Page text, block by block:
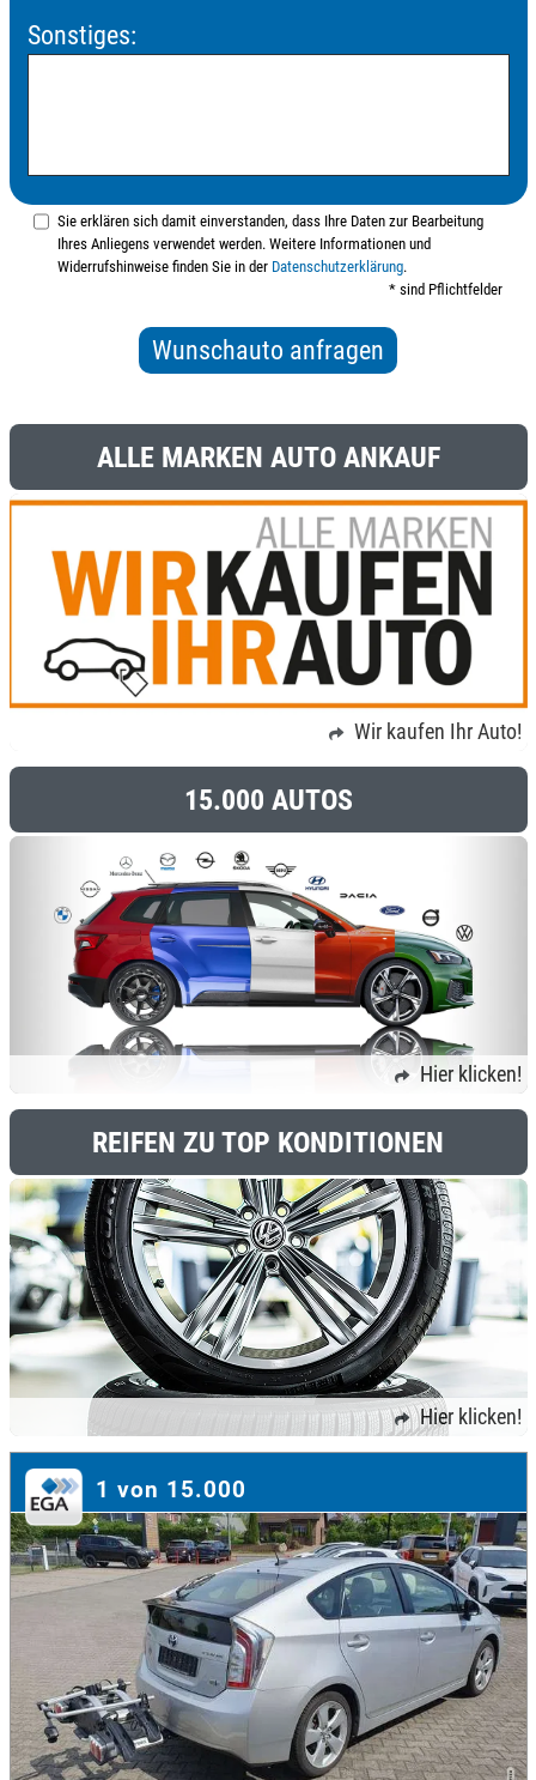
Sonstiges:
Sie erklären sich damit einverstanden, dass Ihre Daten zur Bearbeitung
Ihres Anliegens verwendet werden. Weitere Informationen und
Widerrufshinweise finden Sie in der Datenschutzerklärung.
* sind Pflichtfelder
ALLE MARKEN AUTO ANKAUF
Wir kaufen Ihr Auto!
15.000 AUTOS
Hier klicken!
REIFEN ZU TOP KONDITIONEN
Hier klicken!
1 von 15.000